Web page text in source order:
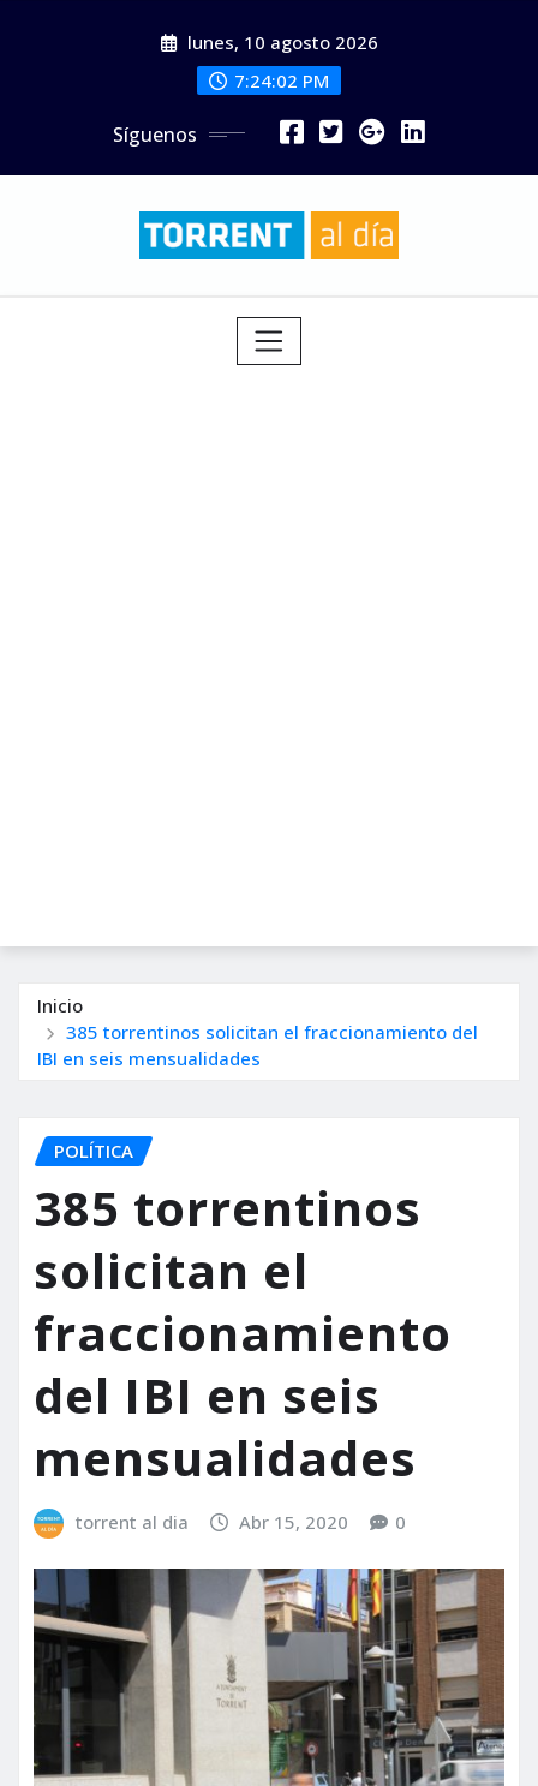
lunes, 10 agosto 2026
7:24:04 PM
Síguenos
Inicio
385 torrentinos solicitan el fraccionamiento del
IBI en seis mensualidades
POLÍTICA
385 torrentinos
solicitan el
fraccionamiento
del IBI en seis
mensualidades
torrent al dia Abr 15, 2020 0